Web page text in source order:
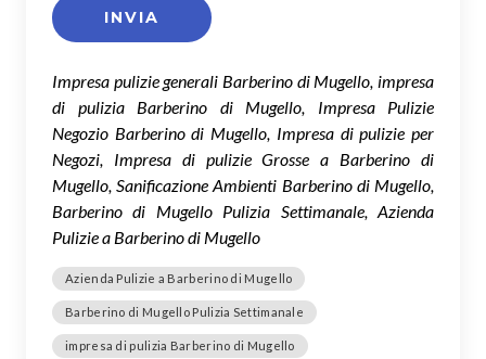
Impresa pulizie generali Barberino di Mugello, impresa
di pulizia Barberino di Mugello, Impresa Pulizie
Negozio Barberino di Mugello, Impresa di pulizie per
Negozi, Impresa di pulizie Grosse a Barberino di
Mugello, Sanificazione Ambienti Barberino di Mugello,
Barberino di Mugello Pulizia Settimanale, Azienda
Pulizie a Barberino di Mugello
Azienda Pulizie a Barberino di Mugello
Barberino di Mugello Pulizia Settimanale
impresa di pulizia Barberino di Mugello